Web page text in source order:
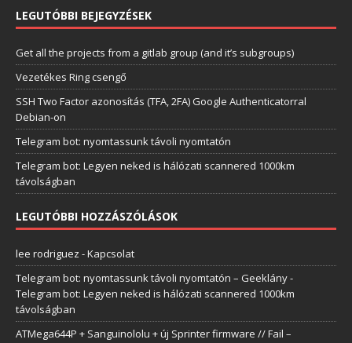
LEGUTÓBBI BEJEGYZÉSEK
Get all the projects from a gitlab group (and it’s subgroups)
Vezetékes Ring csengő
SSH Two Factor azonosítás (TFA, 2FA) Google Authenticatorral
Debian-on
Telegram bot: nyomtassunk távoli nyomtatón
Telegram bot: Legyen neked is hálózati scannered 1000km
távolságban
LEGUTÓBBI HOZZÁSZÓLÁSOK
lee rodriguez -Kapcsolat
Telegram bot: nyomtassunk távoli nyomtatón – Geeklány-
Telegram bot: Legyen neked is hálózati scannered 1000km
távolságban
ATMega644P + Sanguinololu + új Sprinter firmware // Fail –